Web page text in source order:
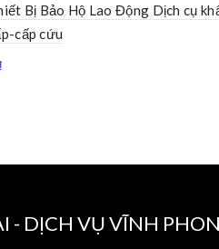
Bị Bảo Hộ Lao Động Dịch cụ
cấp cứu
- DỊCH VỤ VĨNH